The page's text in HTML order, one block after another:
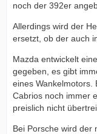
noch der 392er
Allerdings wird der
ersetzt, ob der auch
Mazda entwickelt
gegeben, es gibt
eines Wankelmotors.
Cabrios noch immer
preislich nicht
Bei Porsche wird der